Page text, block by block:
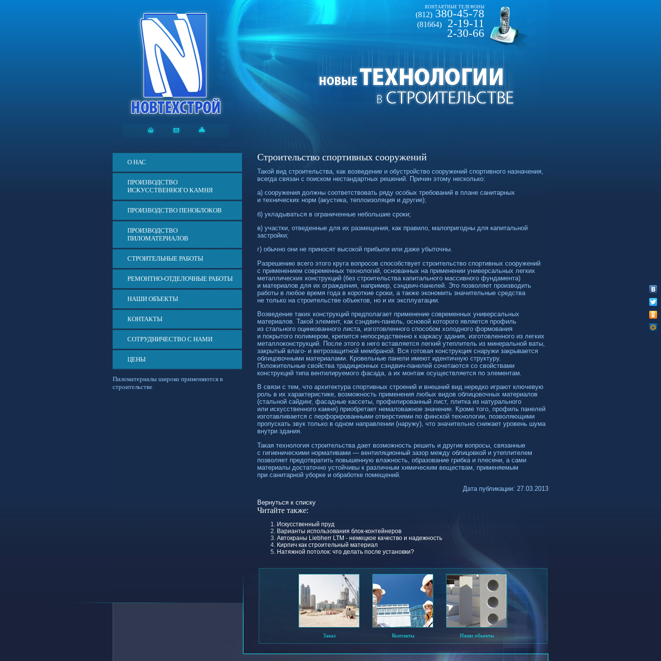
КОНТАКТНЫЕ ТЕЛЕФОНЫ
(812) 380-45-78
(81664)
2-19-11
2-30-66
О НАС
ПРОИЗВОДСТВО
ИСКУССТВЕННОГО КАМНЯ
ПРОИЗВОДСТВО ПЕНОБЛОКОВ
ПРОИЗВОДСТВО
ПИЛОМАТЕРИАЛОВ
СТРОИТЕЛЬНЫЕ РАБОТЫ
РЕМОНТНО-ОТДЕЛОЧНЫЕ РАБОТЫ
НАШИ ОБЪЕКТЫ
КОНТАКТЫ
СОТРУДНИЧЕСТВО С НАМИ
ЦЕНЫ
Пиломатериалы широко применяются в
строительстве
Строительство спортивных сооружений
Такой вид строительства, как возведение и обустройство сооружений спортивного назначения,
всегда связан с поиском нестандартных решений. Причин этому несколько:
а) сооружения должны соответствовать ряду особых требований в плане санитарных
и технических норм (акустика, теплоизоляция и другие);
б) укладываться в ограниченные небольшие сроки;
в) участки, отведенные для их размещения, как правило, малопригодны для капитальной
застройки;
г) обычно они не приносят высокой прибыли или даже убыточны.
Разрешению всего этого круга вопросов способствует строительство спортивных сооружений
с применением современных технологий, основанных на применении универсальных легких
металлических конструкций (без строительства капитального массивного фундамента)
и материалов для их ограждения, например, сэндвич-панелей. Это позволяет производить
работы в любое время года в короткие сроки, а также экономить значительные средства
не только на строительстве объектов, но и их эксплуатации.
Возведение таких конструкций предполагает применение современных универсальных
материалов. Такой элемент, как сэндвич-панель, основой которого является профиль
из стального оцинкованного листа, изготовленного способом холодного формования
и покрытого полимером, крепится непосредственно к каркасу здания, изготовленного из легких
металлоконструкций. После этого в него вставляется легкий утеплитель из минеральной ваты,
закрытый влаго- и ветрозащитной мембраной. Вся готовая конструкция снаружи закрывается
облицовочными материалами. Кровельные панели имеют идентичную структуру.
Положительные свойства традиционных сэндвич-панелей сочетаются со свойствами
конструкций типа вентилируемого фасада, а их монтаж осуществляется по элементам.
В связи с тем, что архитектура спортивных строений и внешний вид нередко играют ключевую
роль в их характеристике, возможность применения любых видов облицовочных материалов
(стальной сайдинг, фасадные кассеты, профилированный лист, плитка из натурального
или искусственного камня) приобретает немаловажное значение. Кроме того, профиль панелей
изготавливается с перфорированными отверстиями по финской технологии, позволяющими
пропускать звук только в одном направлении (наружу), что значительно снижает уровень шума
внутри здания.
Такая технология строительства дает возможность решить и другие вопросы, связанные
с гигиеническими нормативами — вентиляционный зазор между облицовкой и утеплителем
позволяет предотвратить повышенную влажность, образование грибка и плесени, а сами
материалы достаточно устойчивы к различным химическим веществам, применяемым
при санитарной уборке и обработке помещений.
Дата публикации: 27.03.2013
Вернуться к списку
Читайте также:
Искусственный пруд
Варианты использования блок-контейнеров
Автокраны Liebherr LTM - немецкое качество и надежность
Кирпич как строительный материал
Натяжной потолок: что делать после установки?
Заказ Контакты Наши обьекты